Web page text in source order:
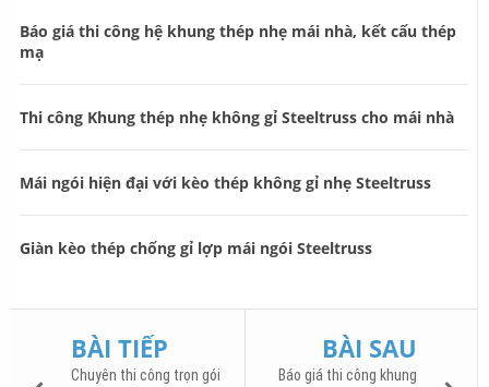
Báo giá thi công hệ khung thép nhẹ mái nhà, kết cấu thép
mạ
Thi công Khung thép nhẹ không gỉ Steeltruss cho mái nhà
Mái ngói hiện đại với kèo thép không gỉ nhẹ Steeltruss
Giàn kèo thép chống gỉ lợp mái ngói Steeltruss
BÀI TIẾP
Chuyên thi công trọn gói
BÀI SAU
Báo giá thi công khung